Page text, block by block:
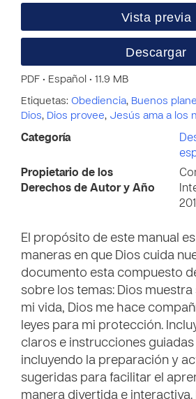
Vista previa
Descargar
PDF • Español • 11.9 MB
Etiquetas: Obediencia, Buenos
Dios, Dios provee, Jesús ama a los
Categoría
Propietario de los
Derechos de Autor y Año
El propósito de este manual
maneras en que Dios cuida
documento esta compuesto
sobre los temas: Dios muestra
mi vida, Dios me hace
leyes para mi protección.
claros e instrucciones
incluyendo la preparación y
sugeridas para facilitar el
manera divertida e interactiva.